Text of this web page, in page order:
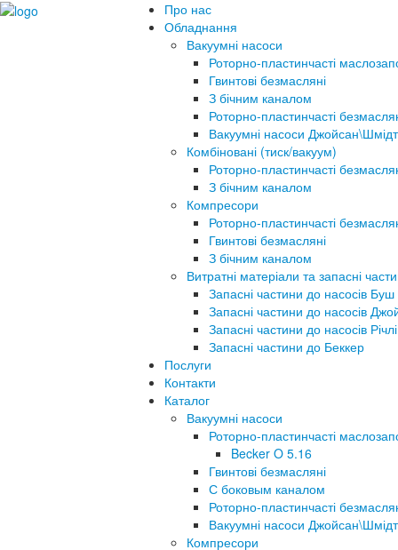
Про нас
Обладнання
Вакуумні насоси
Роторно-пластинчасті
Гвинтові безмасляні
З бічним каналом
Роторно-пластинчасті
Вакуумні насоси Джойсан\Шмідт
Комбіновані (тиск/вакуум)
Роторно-пластинчасті
З бічним каналом
Компресори
Роторно-пластинчасті
Гвинтові безмасляні
З бічним каналом
Витратні матеріали та запасні
Запасні частини до насосів Буш
Запасні частини до насосів
Запасні частини до насосів Річлі
Запасні частини до Беккер
Послуги
Контакти
Каталог
Вакуумні насоси
Роторно-пластинчасті
Becker O 5.16
Гвинтові безмасляні
С боковым каналом
Роторно-пластинчасті
Вакуумні насоси Джойсан\Шмідт
Компресори